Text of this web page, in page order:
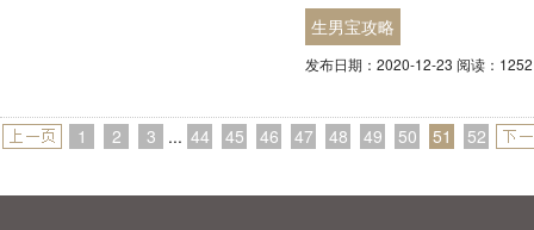
生男宝攻略
发布日期：2020-12-23 阅读：
1 2 3 ... 44 45 46 47 48 49 50 51
52